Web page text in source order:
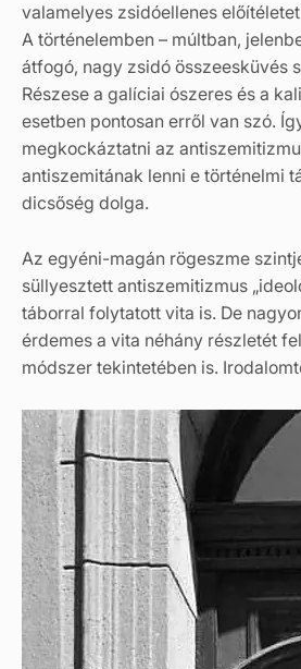
valamelyes zsidóellenes
A történelemben – múltban,
átfogó, nagy zsidó összeesküvés
Részese a galíciai ószeres és a
esetben pontosan erről van szó.
megkockáztatni az
antiszemitának lenni e történelmi
dicsőség dolga.
Az egyéni-magán rögeszme
süllyesztett antiszemitizmus
táborral folytatott vita is. De
érdemes a vita néhány részletét
módszer tekintetében is.